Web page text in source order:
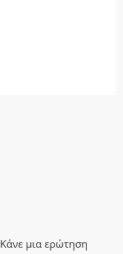
Κάνε μια ερώτηση